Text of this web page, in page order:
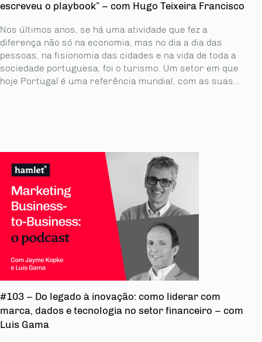
escreveu o playbook” – com Hugo Teixeira Francisco
Nos últimos anos, se há uma atividade que fez a
diferença não só na economia, mas no dia a dia das
pessoas, na fisionomia das cidades e na vida de toda a
sociedade portuguesa, foi o turismo. Um setor em que
hoje Portugal é uma referência mundial, com as suas...
#103 – Do legado à inovação: como liderar com
marca, dados e tecnologia no setor financeiro – com
Luis Gama